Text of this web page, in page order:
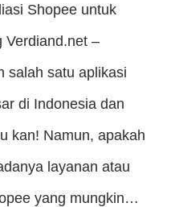
Shopee untuk
Verdiand.net –
salah satu aplikasi
di Indonesia dan
kan! Namun, apakah
layanan atau
yang mungkin…